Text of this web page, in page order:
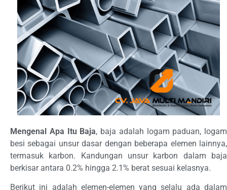
Mengenal Apa Itu Baja, baja adalah logam paduan, logam
besi sebagai unsur dasar dengan beberapa elemen lainnya,
termasuk karbon. Kandungan unsur karbon dalam baja
berkisar antara 0.2% hingga 2.1% berat sesuai kelasnya.
Berikut ini adalah elemen-elemen yang selalu ada dalam